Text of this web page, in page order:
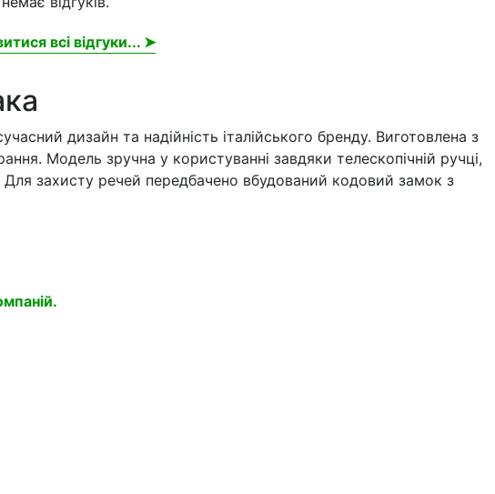
всі відгуки... ➤
дизайн та надійність італійського бренду. Виготовлена з
Модель зручна у користуванні завдяки телескопічній ручці,
захисту речей передбачено вбудований кодовий замок з